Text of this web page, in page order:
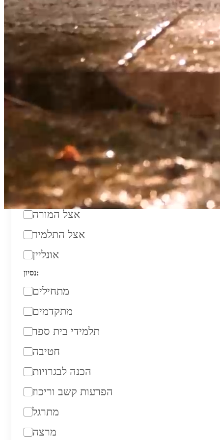
₪200
מחלקה:
מקום מפגש:
אצל המורה
אצל התלמיד
אונליין
נסיון:
מתחילים
מתקדמים
תלמידי בית ספר
חטיבה
הכנה לבגרויות
הפרעות קשב וריכוז
מתרגל
מרצה